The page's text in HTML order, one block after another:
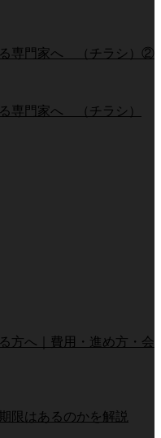
る専門家へ （チラシ）②
専門家へ （チラシ）
方へ｜費用・進め方・会
限はあるのかを解説